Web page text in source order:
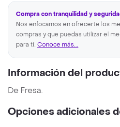
Compra con tranquilidad y
Nos enfocamos en ofrecerte los
compras y que puedas utilizar el
para ti. Conoce más...
Información del
De Fresa.
Opciones adicionales